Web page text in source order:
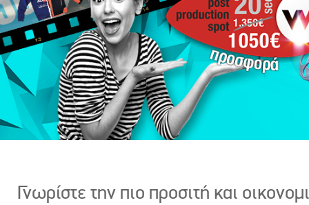
Γνωρίστε την πιο προσιτή και